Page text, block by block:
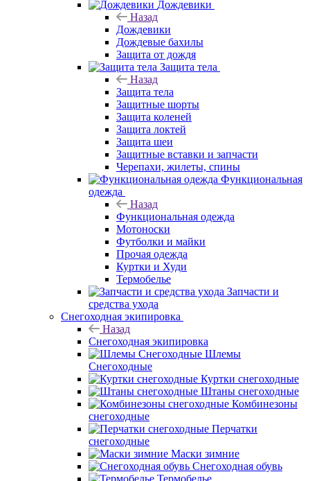
Дождевики
Назад
Дождевики
Дождевые бахилы
Защита от дождя
Защита тела
Назад
Защита тела
Защитные шорты
Защита коленей
Защита локтей
Защита шеи
Защитные вставки и запчасти
Черепахи, жилеты, спины
Функциональная
одежда
Назад
Функциональная одежда
Мотоноски
Футболки и майки
Прочая одежда
Куртки и Худи
Термобелье
Запчасти и
средства ухода
Снегоходная экипировка
Назад
Снегоходная экипировка
Шлемы
Снегоходные
Куртки снегоходные
Штаны снегоходные
Комбинезоны
снегоходные
Перчатки
снегоходные
Маски зимние
Снегоходная обувь
Термобелье